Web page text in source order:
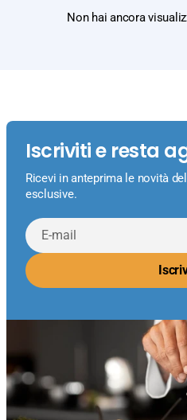
Non hai ancora
Iscriviti e resta
Ricevi in anteprima le novità
esclusive.
E-
mail